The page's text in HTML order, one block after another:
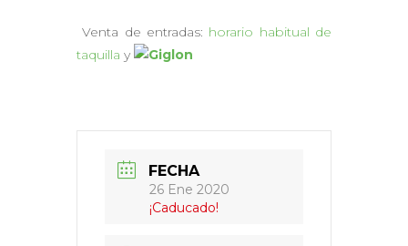
Venta de entradas: horario habitual de
taquilla y
FECHA
26 Ene 2020
¡Caducado!